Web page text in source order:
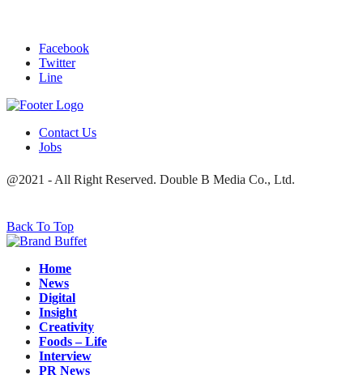
Facebook
Twitter
Line
Contact Us
Jobs
@2021 - All Right Reserved. Double B Media Co., Ltd.
Back To Top
Home
News
Digital
Insight
Creativity
Foods – Life
Interview
PR News